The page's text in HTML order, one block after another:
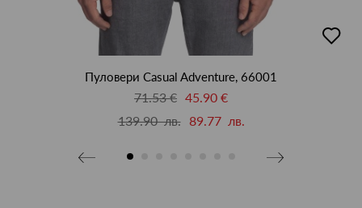
в
Пуловери Casual Adventure, 66001
71.53 € 45.90 €
139.90 лв.
89.77 лв.